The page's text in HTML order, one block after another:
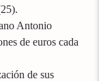
Antonio
de euros cada
de sus